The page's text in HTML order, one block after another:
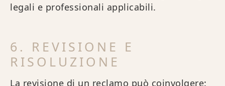
legali e professionali applicabili.
6. REVISIONE E
RISOLUZIONE
La revisione di un reclamo può coinvolgere: